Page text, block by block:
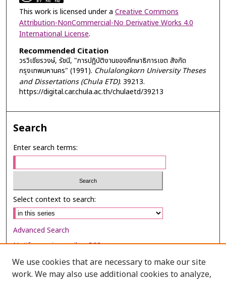
This work is licensed under a Creative Commons
Attribution-NonCommercial-No Derivative Works 4.0
International License.
Recommended Citation
วรวิเชียรวงษ์, รัชนี, "การปฏิบัติงานของศึกษาธิการเขต สังกัด
กรุงเทพมหานคร" (1991). Chulalongkorn University Theses
and Dissertations (Chula ETD). 39213.
https://digital.car.chula.ac.th/chulaetd/39213
Search
Enter search terms:
Select context to search:
Advanced Search
Notify me via email orRSS
Browse
We use cookies that are necessary to make our site
work. We may also use additional cookies to analyze,